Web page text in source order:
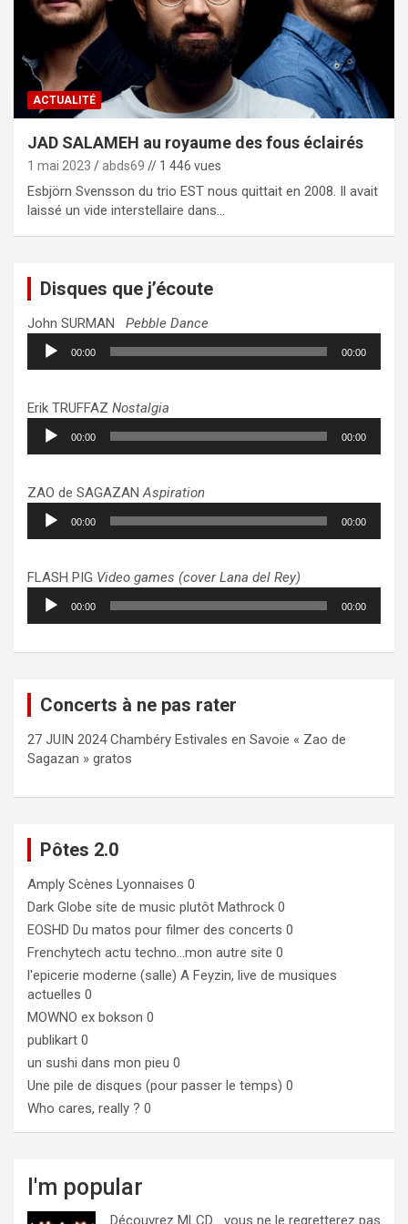
ACTUALITÉ
JAD SALAMEH au royaume des fous éclairés
1 mai 2023 abds69 // 1 446 vues
Esbjörn Svensson du trio EST nous quittait en 2008. Il avait
laissé un vide interstellaire dans…
Disques que j’écoute
John SURMAN Pebble Dance
Lecteur
audio
00:00 00:00
Erik TRUFFAZ Nostalgia
Lecteur
audio
00:00 00:00
ZAO de SAGAZANAspiration
Lecteur
audio
00:00 00:00
FLASH PIG Video games (cover Lana del Rey)
Lecteur
audio
00:00 00:00
Concerts à ne pas rater
27 JUIN 2024 Chambéry Estivales en Savoie « Zao de
Sagazan » gratos
Pôtes 2.0
Amply Scènes Lyonnaises 0
Dark Globe site de music plutôt Mathrock 0
EOSHD Du matos pour filmer des concerts 0
Frenchytech actu techno…mon autre site 0
l'epicerie moderne (salle) A Feyzin, live de musiques
actuelles 0
MOWNO ex bokson 0
publikart 0
un sushi dans mon pieu 0
Une pile de disques (pour passer le temps) 0
Who cares, really ? 0
I'm popular
Découvrez MLCD… vous ne le regretterez pas